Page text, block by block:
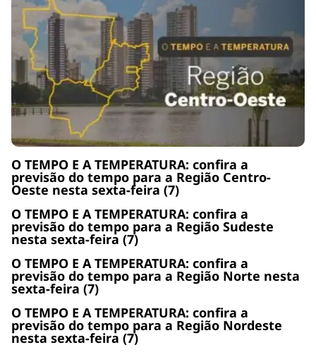
O TEMPO E A TEMPERATURA: confira a
previsão do tempo para a Região Centro-
Oeste nesta sexta-feira (7)
O TEMPO E A TEMPERATURA: confira a
previsão do tempo para a Região Sudeste
nesta sexta-feira (7)
O TEMPO E A TEMPERATURA: confira a
previsão do tempo para a Região Norte nesta
sexta-feira (7)
O TEMPO E A TEMPERATURA: confira a
previsão do tempo para a Região Nordeste
nesta sexta-feira (7)